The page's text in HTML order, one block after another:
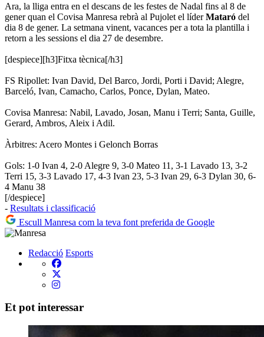
Ara, la lliga entra en el descans de les festes de Nadal fins al 8 de
gener quan el Covisa Manresa rebrà al Pujolet el líderMataró del
dia 8 de gener. La setmana vinent, vacances per a tota la plantilla i
retorn a les sessions el dia 27 de desembre.
[despiece][h3]Fitxa tècnica[/h3]
FS Ripollet: Ivan David, Del Barco, Jordi, Porti i David; Alegre,
Barceló, Ivan, Camacho, Carlos, Ponce, Dylan, Mateo.
Covisa Manresa: Nabil, Lavado, Josan, Manu i Terri; Santa, Guille,
Gerard, Ambros, Aleix i Adil.
Àrbitres: Acero Montes i Gelonch Borras
Gols: 1-0 Ivan 4, 2-0 Alegre 9, 3-0 Mateo 11, 3-1 Lavado 13, 3-2
Terri 15, 3-3 Lavado 17, 4-3 Ivan 23, 5-3 Ivan 29, 6-3 Dylan 30, 6-
4 Manu 38
[/despiece]
- Resultats i classificació
Escull Manresa com la teva font preferida de Google
Redacció Esports
Et pot interessar